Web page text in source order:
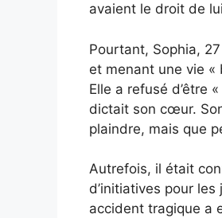
avaient le droit de
Pourtant, Sophia,
et menant une vie «
Elle a refusé d’être
dictait son cœur.
plaindre, mais que
Autrefois, il était
d’initiatives pour
accident tragique a